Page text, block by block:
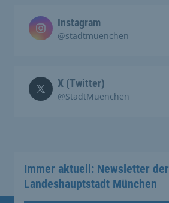
Instagram
@stadtmuenchen
X (Twitter)
@StadtMuenchen
Immer aktuell: Newsletter der
Landeshauptstadt München